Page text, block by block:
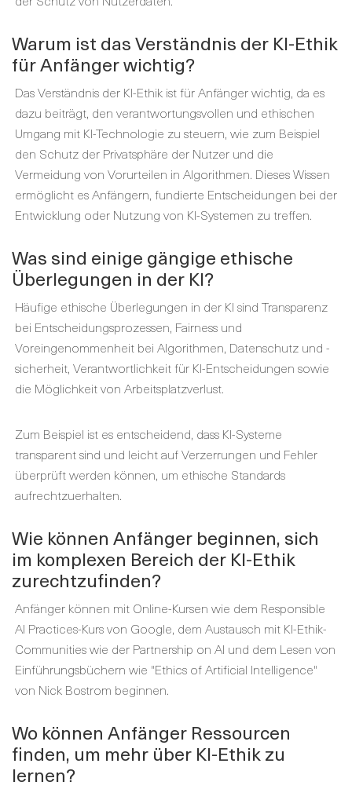
Warum ist das Verständnis der KI-Ethik
für Anfänger wichtig?
Das Verständnis der KI-Ethik ist für Anfänger wichtig, da es
dazu beiträgt, den verantwortungsvollen und ethischen
Umgang mit KI-Technologie zu steuern, wie zum Beispiel
den Schutz der Privatsphäre der Nutzer und die
Vermeidung von Vorurteilen in Algorithmen. Dieses Wissen
ermöglicht es Anfängern, fundierte Entscheidungen bei der
Entwicklung oder Nutzung von KI-Systemen zu treffen.
Was sind einige gängige ethische
Überlegungen in der KI?
Häufige ethische Überlegungen in der KI sind Transparenz
bei Entscheidungsprozessen, Fairness und
Voreingenommenheit bei Algorithmen, Datenschutz und -
sicherheit, Verantwortlichkeit für KI-Entscheidungen sowie
die Möglichkeit von Arbeitsplatzverlust.
Zum Beispiel ist es entscheidend, dass KI-Systeme
transparent sind und leicht auf Verzerrungen und Fehler
überprüft werden können, um ethische Standards
aufrechtzuerhalten.
Wie können Anfänger beginnen, sich
im komplexen Bereich der KI-Ethik
zurechtzufinden?
Anfänger können mit Online-Kursen wie dem Responsible
AI Practices-Kurs von Google, dem Austausch mit KI-Ethik-
Communities wie der Partnership on AI und dem Lesen von
Einführungsbüchern wie "Ethics of Artificial Intelligence"
von Nick Bostrom beginnen.
Wo können Anfänger Ressourcen
finden, um mehr über KI-Ethik zu
lernen?